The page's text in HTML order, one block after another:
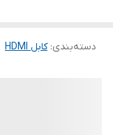
دسته‌بندی:کابل HDMI